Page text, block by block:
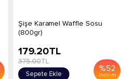
Şişe Karamel Waffle Sosu
(800gr)
%52
İndirim
179.20TL
375.00TL
Sepete Ekle